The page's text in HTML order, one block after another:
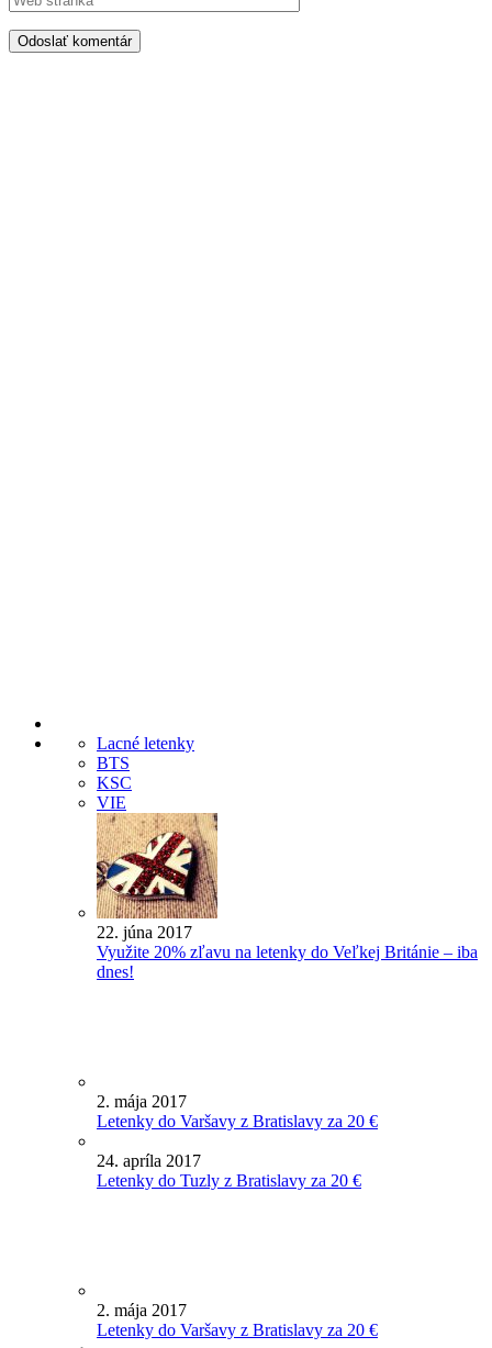
Lacné letenky
BTS
KSC
VIE
22. júna 2017
Využite 20% zľavu na letenky do Veľkej Británie – iba
dnes!
2. mája 2017
Letenky do Varšavy z Bratislavy za 20 €
24. apríla 2017
Letenky do Tuzly z Bratislavy za 20 €
2. mája 2017
Letenky do Varšavy z Bratislavy za 20 €